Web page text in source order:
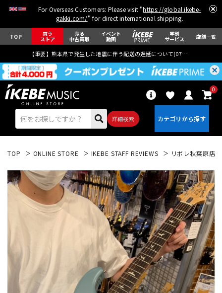
For Overseas Customers: Please visit "https://global.ikebe-
gakki.com/" for direct international shipping.
TOP 買う
ストア
売る
中古買取
イベント
動画
学割
サービス 店舗一覧
【重要】熊本県で発生した地震に伴う配送の遅延について(07月29日
詳細検索
0
エレキギター アコギ/エレアコ
ウクレレ
ドラム パーカッション
TOP ONLINE STORE IKEBE STAFF REVIEWS リボレ秋葉原店